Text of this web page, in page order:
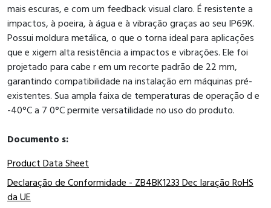
mais escuras, e com um feedback visual claro. É resistente a
impactos, à poeira, à água e à vibração graças ao seu IP69K.
Possui moldura metálica, o que o torna ideal para aplicações
que e xigem alta resistência a impactos e vibrações. Ele foi
projetado para cabe r em um recorte padrão de 22 mm,
garantindo compatibilidade na instalação em máquinas pré-
existentes. Sua ampla faixa de temperaturas de operação d e
-40°C a 7 0°C permite versatilidade no uso do produto.
Documento s:
Product Data Sheet
Declaração de Conformidade - ZB4BK1233 Dec laração RoHS
da UE